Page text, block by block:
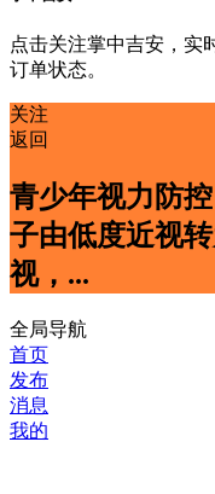
点击关注掌中吉安，实
订单状态。
关注
返回
青少年视力防
子由低度近视
视，...
全局导航
首页
发布
消息
我的